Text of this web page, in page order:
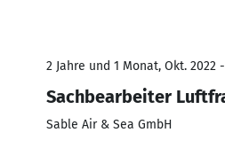
2 Jahre und 1 Monat, Okt. 2022
Sachbearbeiter
Sable Air & Sea GmbH